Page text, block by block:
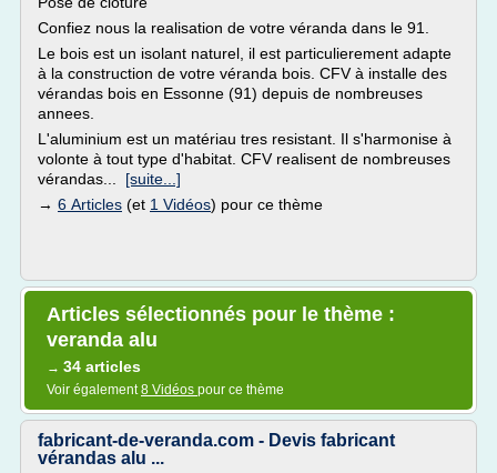
Confiez nous la realisation de votre véranda dans le 91.
Le bois est un isolant naturel, il est particulierement adapte
à la construction de votre véranda bois. CFV à installe des
vérandas bois en Essonne (91) depuis de nombreuses
annees.
L'aluminium est un matériau tres resistant. Il s'harmonise à
volonte à tout type d'habitat. CFV realisent de nombreuses
vérandas... [suite...]
→ 6 Articles (et 1 Vidéos) pour ce thème
Articles sélectionnés pour le thème :
veranda alu
→ 34 articles
Voir également8 Vidéos pour ce thème
fabricant-de-veranda.com - Devis fabricant
vérandas alu ...